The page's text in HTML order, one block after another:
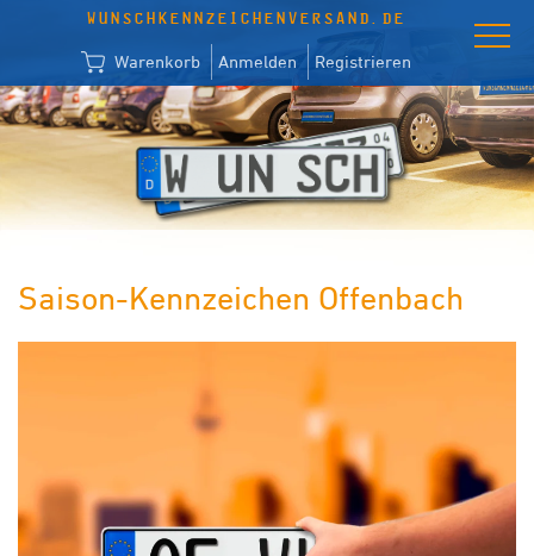
WUNSCHKENNZEICHENVERSAND.DE
Warenkorb Anmelden Registrieren
Saison-Kennzeichen Offenbach